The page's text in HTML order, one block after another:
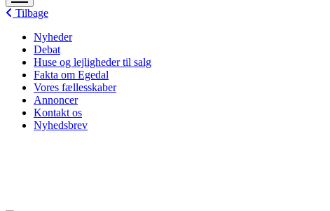
menu
Tilbage
Nyheder
Debat
Huse og lejligheder til salg
Fakta om Egedal
Vores fællesskaber
Annoncer
Kontakt os
Nyhedsbrev